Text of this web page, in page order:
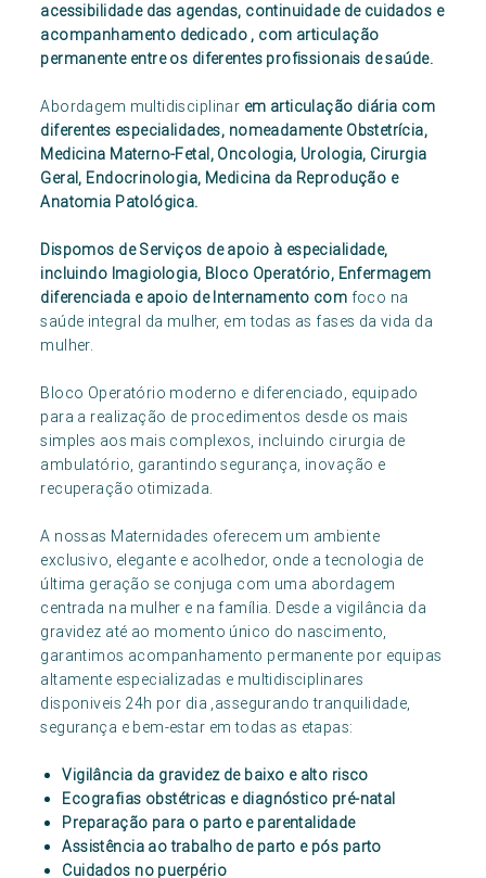
acessibilidade das agendas, continuidade de cuidados e
acompanhamento dedicado , com articulação
permanente entre os diferentes profissionais de saúde.
Abordagem multidisciplinar em articulação diária com
diferentes especialidades, nomeadamente Obstetrícia,
Medicina Materno-Fetal, Oncologia, Urologia, Cirurgia
Geral, Endocrinologia, Medicina da Reprodução e
Anatomia Patológica.
Dispomos de Serviços de apoio à especialidade,
incluindo Imagiologia, Bloco Operatório, Enfermagem
diferenciada e apoio de Internamento com foco na
saúde integral da mulher, em todas as fases da vida da
mulher.
Bloco Operatório moderno e diferenciado, equipado
para a realização de procedimentos desde os mais
simples aos mais complexos, incluindo cirurgia de
ambulatório, garantindo segurança, inovação e
recuperação otimizada.
A nossas Maternidades oferecem um ambiente
exclusivo, elegante e acolhedor, onde a tecnologia de
última geração se conjuga com uma abordagem
centrada na mulher e na família. Desde a vigilância da
gravidez até ao momento único do nascimento,
garantimos acompanhamento permanente por equipas
altamente especializadas e multidisciplinares
disponiveis 24h por dia ,assegurando tranquilidade,
segurança e bem-estar em todas as etapas:
Vigilância da gravidez de baixo e alto risco
Ecografias obstétricas e diagnóstico pré-natal
Preparação para o parto e parentalidade
Assistência ao trabalho de parto e pós parto
Cuidados no puerpério